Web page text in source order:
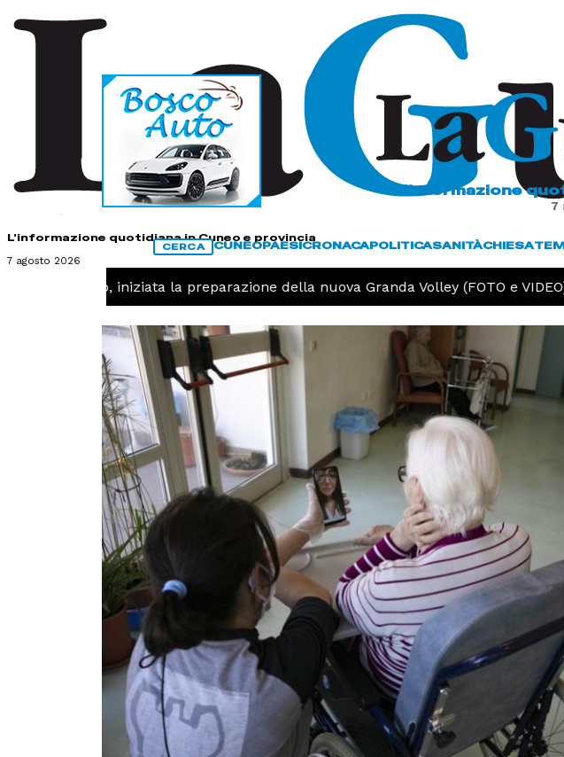
L'informazione quotidiana in Cuneo e provincia
7 agosto 2026
L'informazione
7
CERCA CUNEOPAESICRONACAPOLITICASANITÀCHIESA
Pallavolo, iniziata la preparazione della nuova Granda Volley (FOTO e VIDEO)